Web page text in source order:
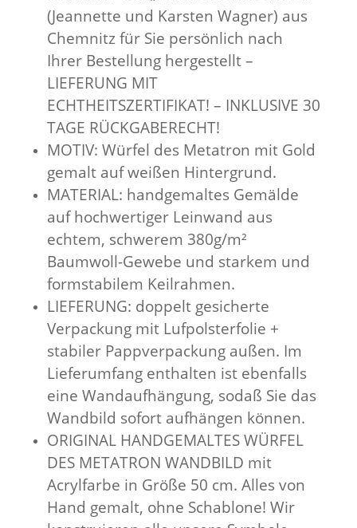
(Jeannette und Karsten Wagner) aus
Chemnitz für Sie persönlich nach
Ihrer Bestellung hergestellt –
LIEFERUNG MIT
ECHTHEITSZERTIFIKAT! – INKLUSIVE 30
TAGE RÜCKGABERECHT!
MOTIV: Würfel des Metatron mit Gold
gemalt auf weißen Hintergrund.
MATERIAL: handgemaltes Gemälde
auf hochwertiger Leinwand aus
echtem, schwerem 380g/m²
Baumwoll-Gewebe und starkem und
formstabilem Keilrahmen.
LIEFERUNG: doppelt gesicherte
Verpackung mit Lufpolsterfolie +
stabiler Pappverpackung außen. Im
Lieferumfang enthalten ist ebenfalls
eine Wandaufhängung, sodaß Sie das
Wandbild sofort aufhängen können.
ORIGINAL HANDGEMALTES WÜRFEL
DES METATRON WANDBILD mit
Acrylfarbe in Größe 50 cm. Alles von
Hand gemalt, ohne Schablone! Wir